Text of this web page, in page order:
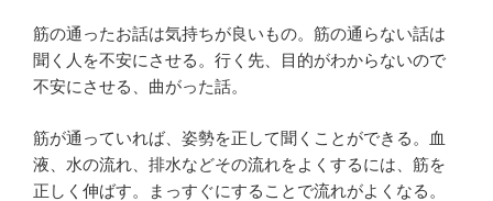
筋の通ったお話は気持ちが良いもの。筋の通らない話は
聞く人を不安にさせる。行く先、目的がわからないので
不安にさせる、曲がった話。
筋が通っていれば、姿勢を正して聞くことができる。血
液、水の流れ、排水などその流れをよくするには、筋を
正しく伸ばす。まっすぐにすることで流れがよくなる。